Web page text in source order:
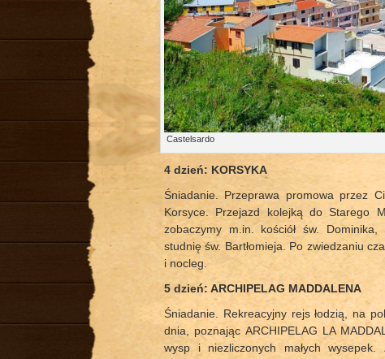
Castelsardo
4 dzień: KORSYKA
Śniadanie. Przeprawa promowa przez
Korsyce. Przejazd kolejką do Starego
zobaczymy m.in. kościół św.
studnię św. Bartłomieja. Po zwiedzaniu
i nocleg.
5 dzień: ARCHIPELAG MADDALENA
Śniadanie. Rekreacyjny rejs łodzią, na
dnia, poznając ARCHIPELAG LA
wysp i niezliczonych małych